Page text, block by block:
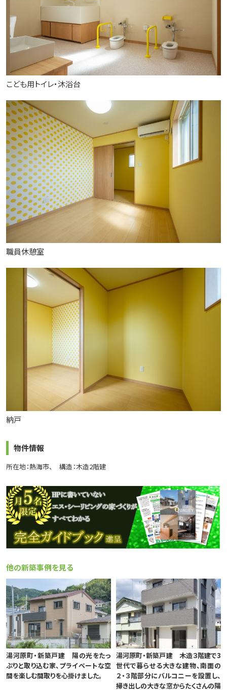
こども用トイレ・沐浴台
職員休憩室
納戸
物件情報
所在地：熱海市 構造：木造2階建
他の新築事例を見る
湯河原町・新築戸建 陽の光をたっ
ぷりと取り込む家、プライベートな空
間を楽しむ間取りを心掛けました。
湯河原町・新築戸建 木造３階建で3
世代で暮らせる大きな建物、南面の
２・３階部分にバルコニーを設置し、
掃き出しの大きな窓からたくさんの陽